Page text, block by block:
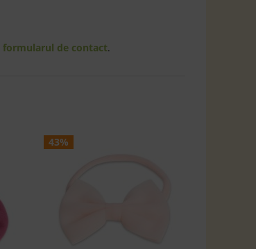
formularul de contact.
43%